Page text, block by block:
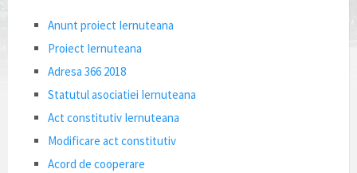
Anunt proiect Iernuteana
Proiect Iernuteana
Adresa 366 2018
Statutul asociatiei Iernuteana
Act constitutiv Iernuteana
Modificare act constitutiv
Acord de cooperare